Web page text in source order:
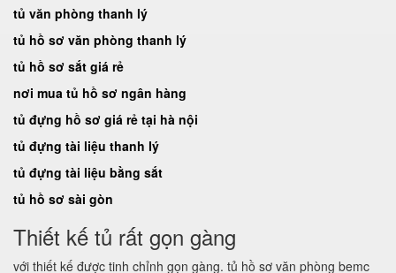
tủ văn phòng thanh lý
tủ hồ sơ văn phòng thanh lý
tủ hồ sơ sắt giá rẻ
nơi mua tủ hồ sơ ngân hàng
tủ đựng hồ sơ giá rẻ tại hà nội
tủ đựng tài liệu thanh lý
tủ đựng tài liệu bằng sắt
tủ hồ sơ sài gòn
Thiết kế tủ rất gọn gàng
với thiết kế được tinh chỉnh gọn gàng. tủ hồ sơ văn phòng bemc